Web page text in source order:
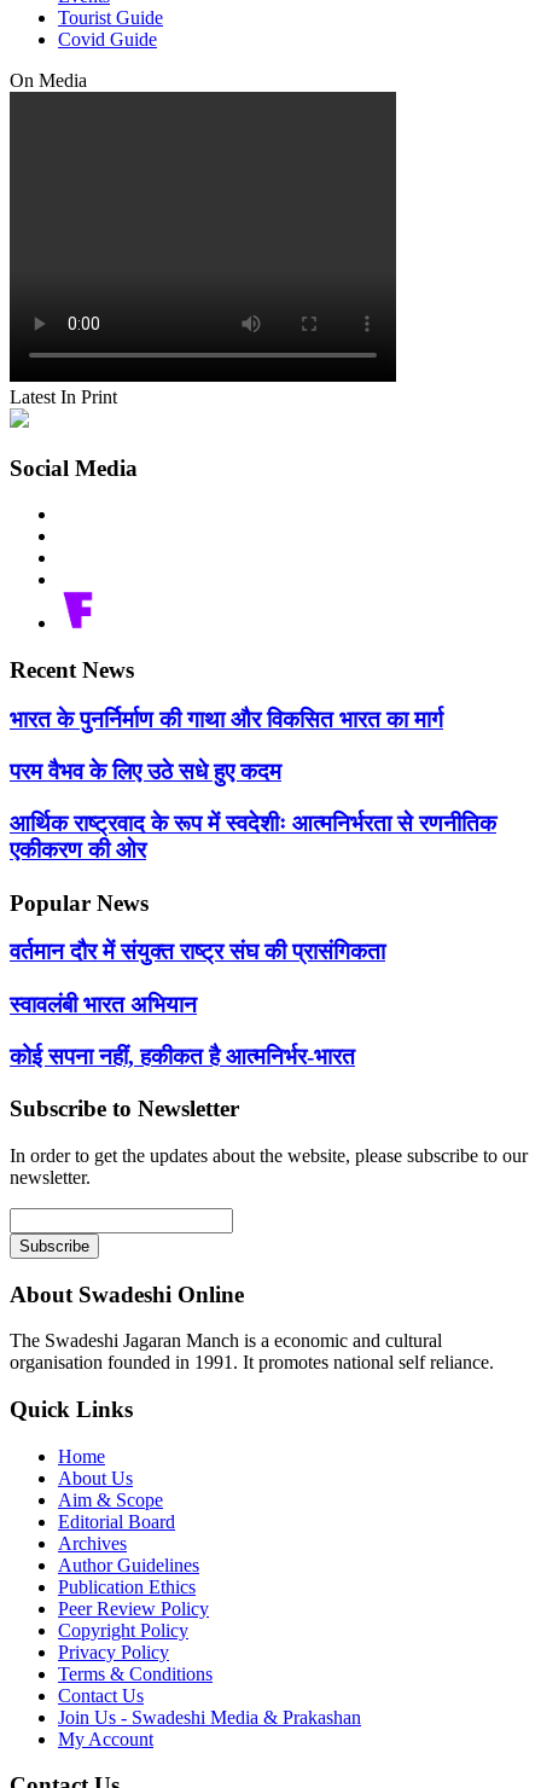
Tourist Guide
Covid Guide
On Media
Latest In Print
Social Media
Recent News
भारत के पुनर्निर्माण की गाथा और विकसित भारत का मार्ग
परम वैभव के लिए उठे सधे हुए कदम
आर्थिक राष्ट्रवाद के रूप में स्वदेशीः आत्मनिर्भरता से रणनीतिक
एकीकरण की ओर
Popular News
वर्तमान दौर में संयुक्त राष्ट्र संघ की प्रासंगिकता
स्वावलंबी भारत अभियान
कोई सपना नहीं, हकीकत है आत्मनिर्भर-भारत
Subscribe to Newsletter
In order to get the updates about the website, please subscribe to our
newsletter.
About Swadeshi Online
The Swadeshi Jagaran Manch is a economic and cultural
organisation founded in 1991. It promotes national self reliance.
Quick Links
Home
About Us
Aim & Scope
Editorial Board
Archives
Author Guidelines
Publication Ethics
Peer Review Policy
Copyright Policy
Privacy Policy
Terms & Conditions
Contact Us
Join Us - Swadeshi Media & Prakashan
My Account